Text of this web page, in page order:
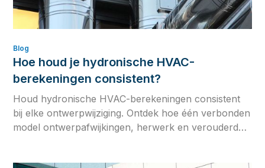
Blog
Hoe houd je hydronische HVAC-
berekeningen consistent?
Houd hydronische HVAC-berekeningen consistent
bij elke ontwerpwijziging. Ontdek hoe één verbonden
model ontwerpafwijkingen, herwerk en verouderde